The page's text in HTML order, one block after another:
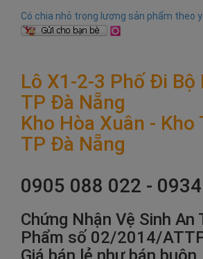
Có chia nhỏ trọng lượng sản phẩm theo
Lô X1-2-3 Phố Đi Bộ
TP Đà Nẵng
Kho Hòa Xuân - Kho
TP Đà Nẵng
0905 088 022 -
Chứng Nhận Vệ Sinh An
Phẩm số 02/2014/